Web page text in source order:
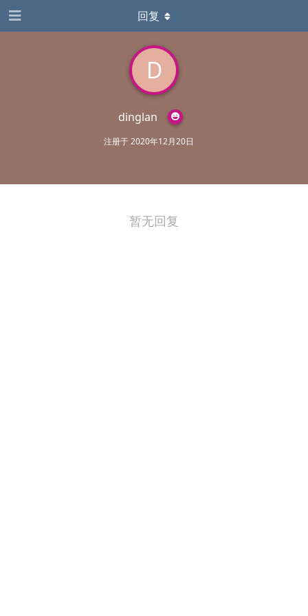
D
dinglan
注册于2020年12月20日
回复
暂无回复